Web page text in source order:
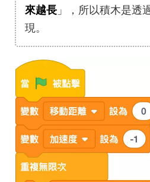
來越長 」，所以積木是透
現。